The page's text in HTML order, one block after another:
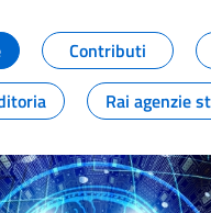
della
Contributi
Rai agenzie